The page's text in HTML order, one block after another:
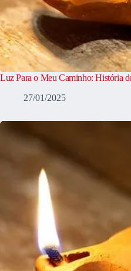
Luz Para o Meu Caminho: História
27/01/2025